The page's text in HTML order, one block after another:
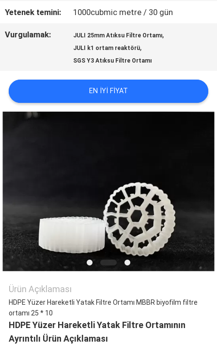
TEKLIF
ET
HARITASI
Yetenek temini: 1000cubmic metre / 30 gün
Vurgulamak: JULI 25mm Atıksu Filtre Ortamı,
JULI k1 ortam reaktörü,
SGS Y3 Atıksu Filtre Ortamı
EN IYI FIYAT
Ürün Açıklaması
HDPE Yüzer Hareketli Yatak Filtre Ortamı MBBR biyofilm filtre
ortamı 25 * 10
HDPE Yüzer Hareketli Yatak Filtre Ortamının
Ayrıntılı Ürün Açıklaması